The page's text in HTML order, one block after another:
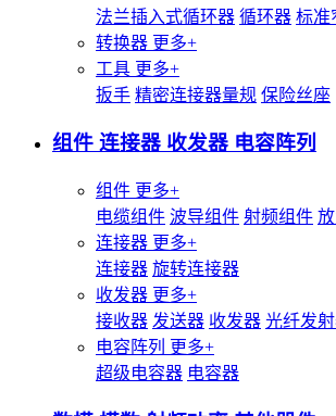
法兰插入式循环器 循环器 标准
转换器 更多+
工具 更多+
扳手 精密连接器量规 保险丝座
组件 连接器 收发器 电容阵列
组件 更多+
电缆组件 波导组件 射频组件
连接器 更多+
连接器 旋转连接器
收发器 更多+
接收器 发送器 收发器 光纤发
电容阵列 更多+
超级电容器 电容器